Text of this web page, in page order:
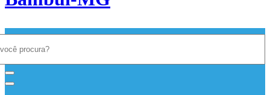
Câmara Municipal de Bambuí-
MG